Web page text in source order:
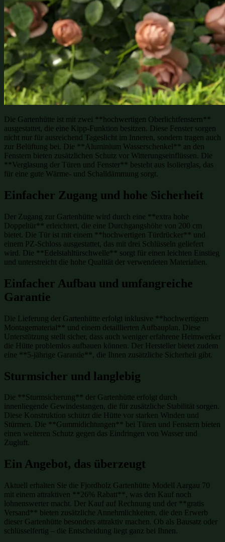
Die Gartenhütte ist mit zwei **hochwertigen Oberlichtfenstern**
ausgestattet, die eine Kipp-Funktion besitzen. Diese Fenster sorgen
nicht nur für ausreichend Tageslicht im Inneren, sondern tragen auch
zur Belüftung bei. Die **Aluminium Wasserschenkel** an den
Fenstern bieten zusätzlichen Schutz vor Witterungseinflüssen. Die
**Verglasung der Türen und Fenster** besteht aus Isolierglas, das
für eine gute Wärme- und Schalldämmung sorgt.
Einfacher Zugang und hohe Sicherheit
Der Zugang zur Gartenhütte wird durch eine **extra hohe
Doppeltür** erleichtert, die eine Durchgangshöhe von 200 cm
bietet. Die Tür ist mit einem **hochwertigen Türdrücker** und
einem PZ-Schloss ausgestattet, das mit drei Schlüsseln geliefert
wird. Die **Edelstahltürschwelle** sorgt für einen leichten Einstieg
und unterstreicht die hohe Qualität der verwendeten Materialien.
Einfacher Aufbau und umfangreiche
Garantie
Die Lieferung der Gartenhütte erfolgt inklusive **hochwertigem
Montagematerial** und einem detaillierten Aufbauplan. Diese
Unterstützung stellt sicher, dass auch weniger erfahrene Heimwerker
die Hütte problemlos aufbauen können. Der Hersteller bietet zudem
eine **5-jährige Garantie**, die Ihnen zusätzliche Sicherheit gibt.
Sturmsicher und langlebig
Die **Sturmsicherung** der Gartenhütte erfolgt durch
innenliegende Gewindestangen, die für zusätzliche Stabilität sorgen.
Diese Konstruktion schützt die Hütte vor starken Winden und
Stürmen. Die **Gummidichtungen** bei Türen und Fenstern bieten
einen weiteren Schutz gegen das Eindringen von Wasser und
Zugluft.
Ein Angebot, das überzeugt
Aktuell erhalten Sie die Fjordholz Gartenhütte Modell Aargau 70
mit einem attraktiven **26% Rabatt**, was den Kauf noch
lohnenswerter macht. Der Kauf auf Rechnung und der **gratis
Versand** bieten zusätzliche Annehmlichkeiten, die den Erwerb
dieser Gartenhütte besonders attraktiv machen. Ob als Bausatz oder
schlüsselfertig – die Entscheidung liegt ganz bei Ihnen.